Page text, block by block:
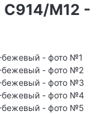
M12 -